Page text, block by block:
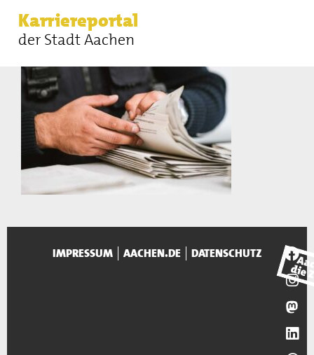
Karriereportal
der Stadt Aachen
IMPRESSUM AACHEN.DE DATENSCHUTZ